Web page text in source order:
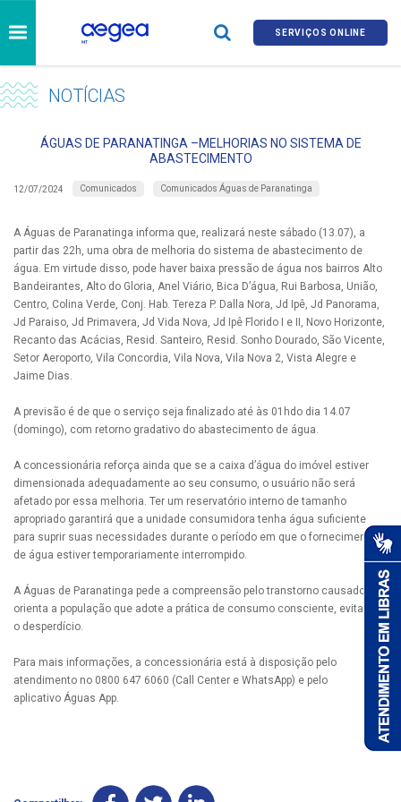
SERVIÇOS ONLINE
NOTÍCIAS
ÁGUAS DE PARANATINGA –MELHORIAS NO SISTEMA DE
ABASTECIMENTO
12/07/2024 Comunicados Comunicados Águas de Paranatinga
A Águas de Paranatinga informa que, realizará neste sábado (13.07), a
partir das 22h, uma obra de melhoria do sistema de abastecimento de
água. Em virtude disso, pode haver baixa pressão de água nos bairros Alto
Bandeirantes, Alto do Gloria, Anel Viário, Bica D’água, Rui Barbosa, União,
Centro, Colina Verde, Conj. Hab. Tereza P. Dalla Nora, Jd Ipê, Jd Panorama,
Jd Paraiso, Jd Primavera, Jd Vida Nova, Jd Ipê Florido I e II, Novo Horizonte,
Recanto das Acácias, Resid. Santeiro, Resid. Sonho Dourado, São Vicente,
Setor Aeroporto, Vila Concordia, Vila Nova, Vila Nova 2, Vista Alegre e
Jaime Dias.
A previsão é de que o serviço seja finalizado até às 01hdo dia 14.07
(domingo), com retorno gradativo do abastecimento de água.
A concessionária reforça ainda que se a caixa d’água do imóvel estiver
dimensionada adequadamente ao seu consumo, o usuário não será
afetado por essa melhoria. Ter um reservatório interno de tamanho
apropriado garantirá que a unidade consumidora tenha água suficiente
para suprir suas necessidades durante o período em que o fornecimento
de água estiver temporariamente interrompido.
A Águas de Paranatinga pede a compreensão pelo transtorno causado e
orienta a população que adote a prática de consumo consciente, evitando
o desperdício.
Para mais informações, a concessionária está à disposição pelo
atendimento no 0800 647 6060 (Call Center e WhatsApp) e pelo
aplicativo Águas App.